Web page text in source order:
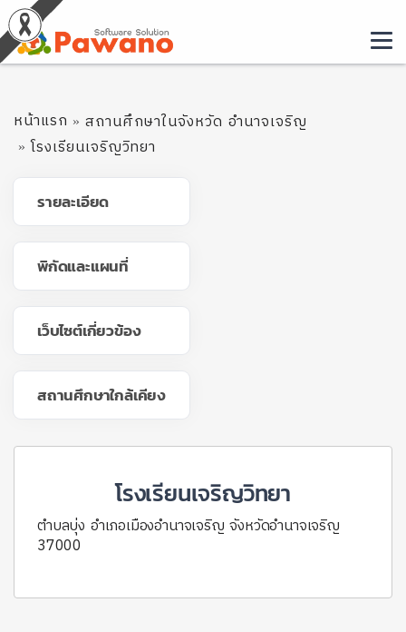
หน้าแรก
สถานศึกษาในจังหวัด อำนาจเจริญ
โรงเรียนเจริญวิทยา
รายละเอียด
พิกัดและแผนที่
เว็บไซต์เกี่ยวข้อง
สถานศึกษาใกล้เคียง
โรงเรียนเจริญวิทยา
ตำบลบุ่ง อำเภอเมืองอำนาจเจริญ จังหวัดอำนาจเจริญ
37000